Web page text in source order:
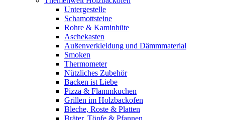
Untergestelle
Schamottsteine
Rohre & Kaminhüte
Aschekasten
Außenverkleidung und Dämmmaterial
Smoken
Thermometer
Nützliches Zubehör
Backen ist Liebe
Pizza & Flammkuchen
Grillen im Holzbackofen
Bleche, Roste & Platten
Bräter, Töpfe & Pfannen